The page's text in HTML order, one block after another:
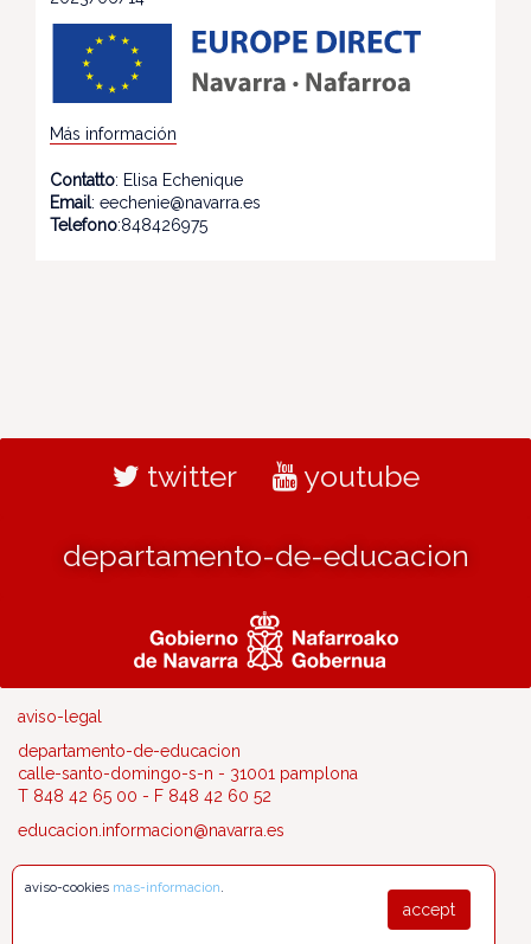
Más información
Contatto: Elisa Echenique
Email: eechenie@navarra.es
Telefono:848426975
twitter youtube
departamento-de-educacion
aviso-legal
departamento-de-educacion
calle-santo-domingo-s-n - 31001 pamplona
T 848 42 65 00 - F 848 42 60 52
educacion.informacion@navarra.es
accept
aviso-cookies mas-informacion.